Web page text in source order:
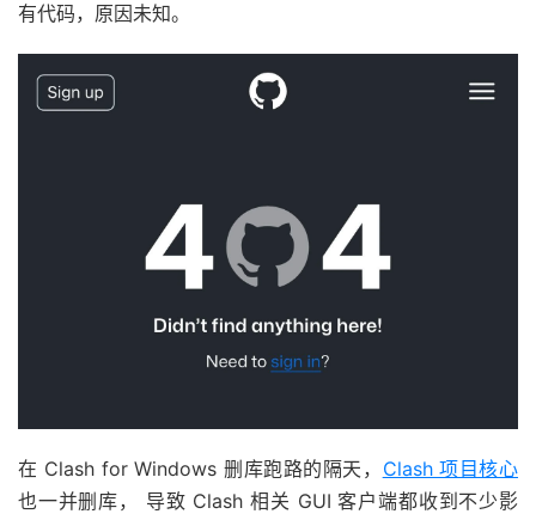
有代码，原因未知。
在 Clash for Windows 删库跑路的隔天， Clash 项目核心
也一并删库， 导致 Clash 相关 GUI 客户端都收到不少影